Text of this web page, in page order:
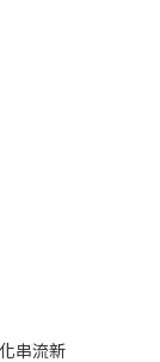
串流新